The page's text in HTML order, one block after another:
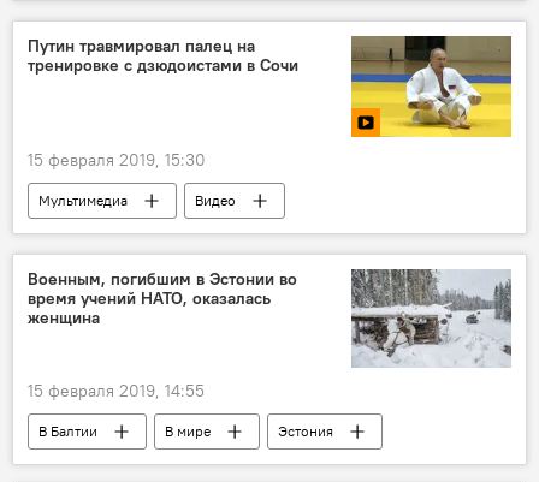
Международное информационное агентство Sputnik
Путин травмировал палец на
тренировке с дзюдоистами в Сочи
15 февраля 2019, 15:30
Мультимедиа
Видео
Владимир Путин
Сочи
Военным, погибшим в Эстонии во
время учений НАТО, оказалась
женщина
15 февраля 2019, 14:55
В Балтии В мире
Эстония
НАТО
военный смерть